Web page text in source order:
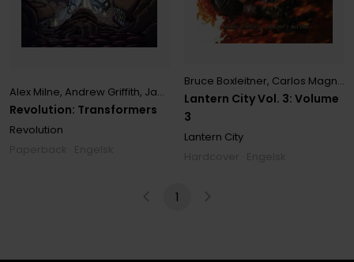
Revolution: Transformers
Alex Milne, Andrew Griffith, James Roberts John Barber ,
Revolution
Lantern City Vol. 3: Volume
3
Bruce Boxleitner, Carlos Magno
Lantern City
1